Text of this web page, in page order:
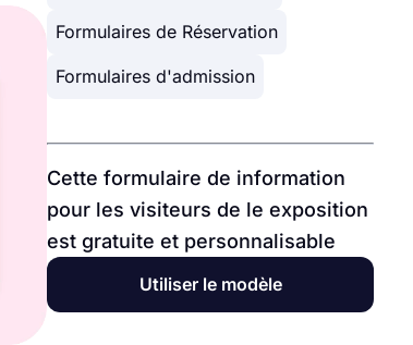
Formulaires de Réservation
Formulaires d'admission
Cette formulaire de information
pour les visiteurs de le exposition
est gratuite et personnalisable
Utiliser le modèle